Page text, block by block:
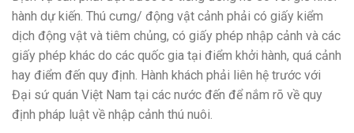
hành dự kiến. Thú cưng/ động vật cảnh phải có giấy kiểm
dịch động vật và tiêm chủng, có giấy phép nhập cảnh và các
giấy phép khác do các quốc gia tại điểm khởi hành, quá cảnh
hay điểm đến quy định. Hành khách phải liên hệ trước với
Đại sứ quán Việt Nam tại các nước đến để nắm rõ về quy
định pháp luật về nhập cảnh thú nuôi.